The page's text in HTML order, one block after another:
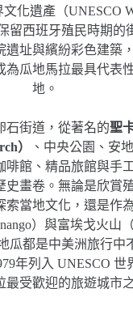
文化遺產（UNESCO
留西班牙殖民時期的
遺址與繽紛彩色建築
為瓜地馬拉最具代表
地。
石街道，從著名的聖
）
、中央公園、安
啡館、精品旅館與手
史畫卷。無論是欣賞
索當地文化，還是作
）與富埃戈火山
瓜都是中美洲旅行中
年列入 UNESCO 世
最受歡迎的旅遊城市